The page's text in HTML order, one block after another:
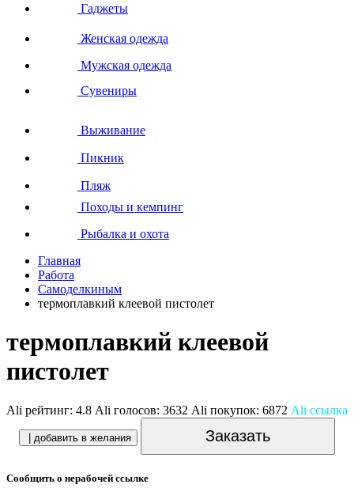
Гаджеты
Женская одежда
Мужская одежда
Сувениры
Выживание
Пикник
Пляж
Походы и кемпинг
Рыбалка и охота
Главная
Работа
Самоделкиным
термоплавкий клеевой пистолет
термоплавкий клеевой
пистолет
Ali рейтинг: 4.8 Ali голосов: 3632 Ali покупок: 6872 Ali ссылка
| добавить в желания Заказать
Сообщить о нерабочей ссылке